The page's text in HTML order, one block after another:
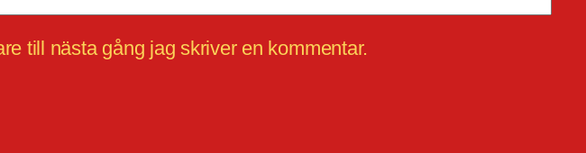
till nästa gång jag skriver en kommentar.